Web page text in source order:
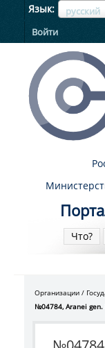
Язык русский
ЯзыкЯзык
Войти
Что?
Организации
№04784, Aranei